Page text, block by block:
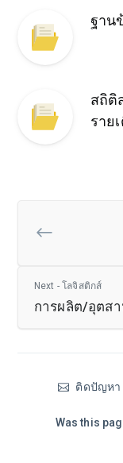
ฐาน
สถิติ
ราย
Next - โลจิสติกส์
การผลิต/อุตส
ติดปัญหา
Was this